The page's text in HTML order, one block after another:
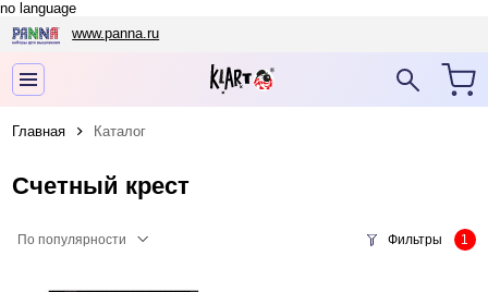
no language
www.panna.ru
Главная Каталог
Счетный крест
По популярности Фильтры